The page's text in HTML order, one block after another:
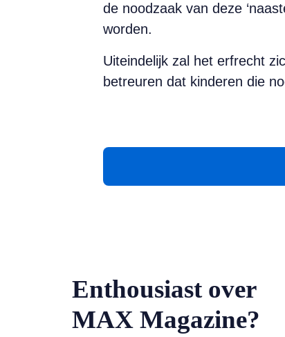
de noodzaak van deze
worden.
Uiteindelijk zal het erfrecht
betreuren dat kinderen die
Enthousiast over
MAX Magazine?